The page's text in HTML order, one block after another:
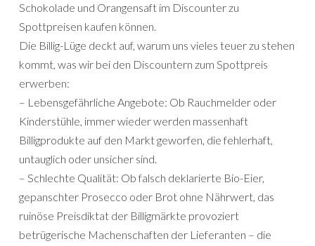
Schokolade und Orangensaft im Discounter zu
Spottpreisen kaufen können.
Die Billig-Lüge deckt auf, warum uns vieles teuer zu stehen
kommt, was wir bei den Discountern zum Spottpreis
erwerben:
– Lebensgefährliche Angebote: Ob Rauchmelder oder
Kinderstühle, immer wieder werden massenhaft
Billigprodukte auf den Markt geworfen, die fehlerhaft,
untauglich oder unsicher sind.
– Schlechte Qualität: Ob falsch deklarierte Bio-Eier,
gepanschter Prosecco oder Brot ohne Nährwert, das
ruinöse Preisdiktat der Billigmärkte provoziert
betrügerische Machenschaften der Lieferanten – die